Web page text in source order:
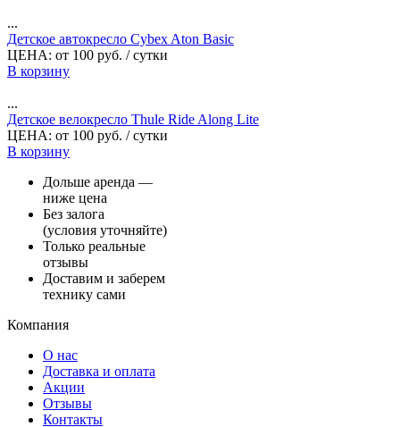
...
Детское автокресло Cybex Aton Basic
ЦЕНА: от 100 руб. / сутки
В корзину
...
Детское велокресло Thule Ride Along Lite
ЦЕНА: от 100 руб. / сутки
В корзину
Дольше аренда —
ниже цена
Без залога
(условия уточняйте)
Только реальные
отзывы
Доставим и заберем
технику сами
Компания
О нас
Доставка и оплата
Акции
Отзывы
Контакты